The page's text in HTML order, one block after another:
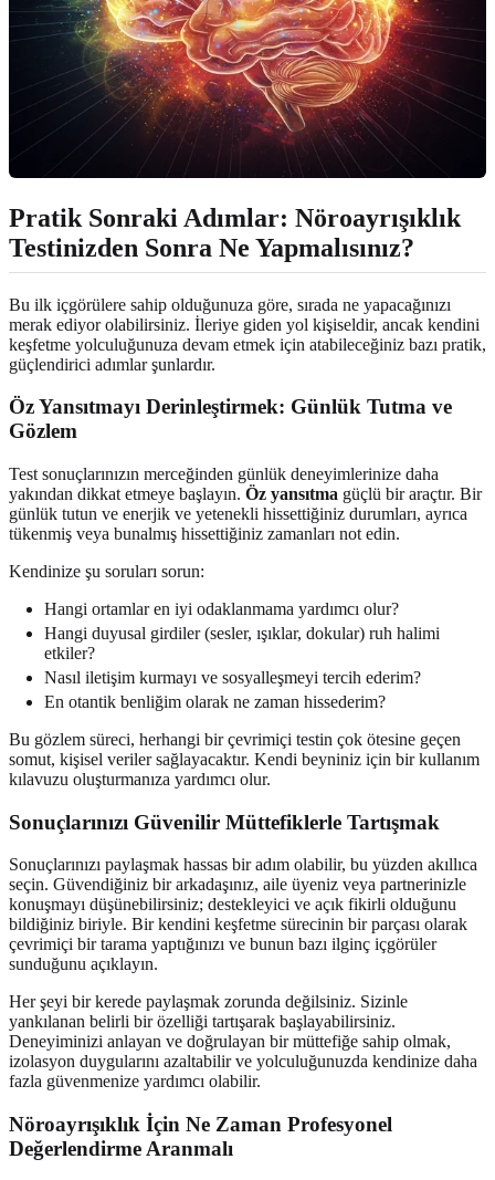
Pratik Sonraki Adımlar: Nöroayrışıklık
Testinizden Sonra Ne Yapmalısınız?
Bu ilk içgörülere sahip olduğunuza göre, sırada ne yapacağınızı
merak ediyor olabilirsiniz. İleriye giden yol kişiseldir, ancak kendini
keşfetme yolculuğunuza devam etmek için atabileceğiniz bazı pratik,
güçlendirici adımlar şunlardır.
Öz Yansıtmayı Derinleştirmek: Günlük Tutma ve
Gözlem
Test sonuçlarınızın merceğinden günlük deneyimlerinize daha
yakından dikkat etmeye başlayın. Öz yansıtma güçlü bir araçtır. Bir
günlük tutun ve enerjik ve yetenekli hissettiğiniz durumları, ayrıca
tükenmiş veya bunalmış hissettiğiniz zamanları not edin.
Kendinize şu soruları sorun:
Hangi ortamlar en iyi odaklanmama yardımcı olur?
Hangi duyusal girdiler (sesler, ışıklar, dokular) ruh halimi
etkiler?
Nasıl iletişim kurmayı ve sosyalleşmeyi tercih ederim?
En otantik benliğim olarak ne zaman hissederim?
Bu gözlem süreci, herhangi bir çevrimiçi testin çok ötesine geçen
somut, kişisel veriler sağlayacaktır. Kendi beyniniz için bir kullanım
kılavuzu oluşturmanıza yardımcı olur.
Sonuçlarınızı Güvenilir Müttefiklerle Tartışmak
Sonuçlarınızı paylaşmak hassas bir adım olabilir, bu yüzden akıllıca
seçin. Güvendiğiniz bir arkadaşınız, aile üyeniz veya partnerinizle
konuşmayı düşünebilirsiniz; destekleyici ve açık fikirli olduğunu
bildiğiniz biriyle. Bir kendini keşfetme sürecinin bir parçası olarak
çevrimiçi bir tarama yaptığınızı ve bunun bazı ilginç içgörüler
sunduğunu açıklayın.
Her şeyi bir kerede paylaşmak zorunda değilsiniz. Sizinle
yankılanan belirli bir özelliği tartışarak başlayabilirsiniz.
Deneyiminizi anlayan ve doğrulayan bir müttefiğe sahip olmak,
izolasyon duygularını azaltabilir ve yolculuğunuzda kendinize daha
fazla güvenmenize yardımcı olabilir.
Nöroayrışıklık İçin Ne Zaman Profesyonel
Değerlendirme Aranmalı